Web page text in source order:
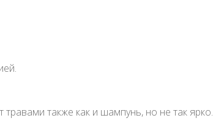
травами также как и шампунь, но не так ярко.